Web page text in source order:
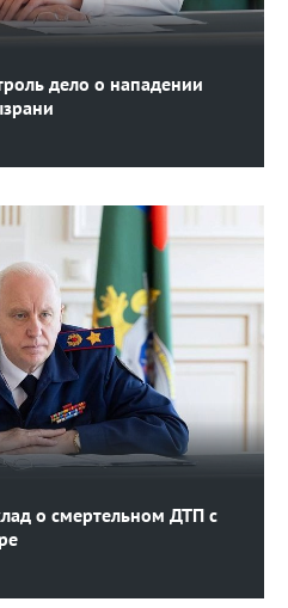
дело о нападении
о смертельном ДТП с